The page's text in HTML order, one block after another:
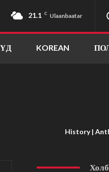
21.1 C Ulaanbaatar
KOREAN
History |